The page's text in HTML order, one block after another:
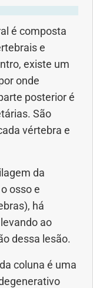
é composta
e
existe um
onde
posterior é
São
vértebra e
da
osso e
há
ao
dessa lesão.
coluna é uma